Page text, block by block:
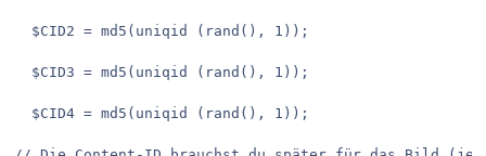
  $CID2 = md5(uniqid (rand(), 1));
  $CID3 = md5(uniqid (rand(), 1));
  $CID4 = md5(uniqid (rand(), 1));